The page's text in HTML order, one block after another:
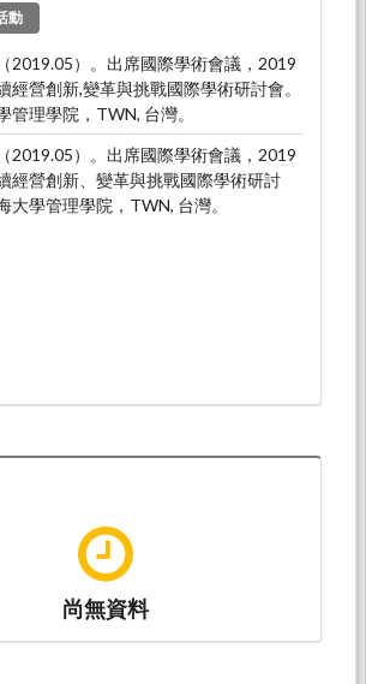
動
2019.05）。出席國際學術會議，2019
經營創新,變革與挑戰國際學術研討會。
管理學院，TWN, 台灣。
2019.05）。出席國際學術會議，2019
經營創新、變革與挑戰國際學術研討
大學管理學院，TWN, 台灣。
尚無資料